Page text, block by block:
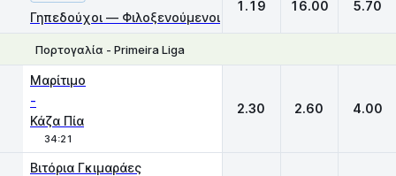
Γηπεδούχοι — Φιλοξενούμενοι
1.19 16.00 5.70
Πορτογαλία - Primeira Liga
Μαρίτιμο
-
Κάζα Πία
34:21
2.30 2.60 4.00
Βιτόρια Γκιμαράες